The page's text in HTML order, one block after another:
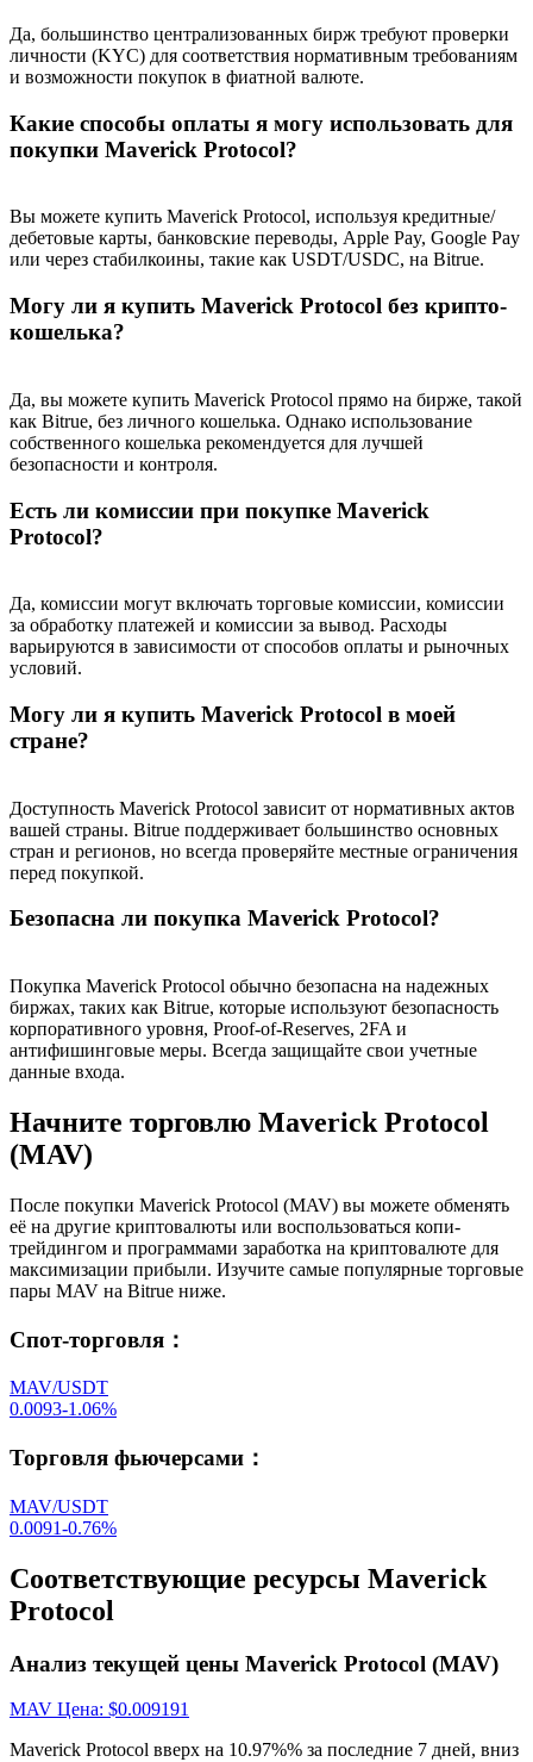
Да, большинство централизованных бирж требуют проверки
личности (KYC) для соответствия нормативным требованиям
и возможности покупок в фиатной валюте.
Какие способы оплаты я могу использовать для
покупки Maverick Protocol?
Вы можете купить Maverick Protocol, используя кредитные/
дебетовые карты, банковские переводы, Apple Pay, Google Pay
или через стабилкоины, такие как USDT/USDC, на Bitrue.
Могу ли я купить Maverick Protocol без крипто-
кошелька?
Да, вы можете купить Maverick Protocol прямо на бирже, такой
как Bitrue, без личного кошелька. Однако использование
собственного кошелька рекомендуется для лучшей
безопасности и контроля.
Есть ли комиссии при покупке Maverick
Protocol?
Да, комиссии могут включать торговые комиссии, комиссии
за обработку платежей и комиссии за вывод. Расходы
варьируются в зависимости от способов оплаты и рыночных
условий.
Могу ли я купить Maverick Protocol в моей
стране?
Доступность Maverick Protocol зависит от нормативных актов
вашей страны. Bitrue поддерживает большинство основных
стран и регионов, но всегда проверяйте местные ограничения
перед покупкой.
Безопасна ли покупка Maverick Protocol?
Покупка Maverick Protocol обычно безопасна на надежных
биржах, таких как Bitrue, которые используют безопасность
корпоративного уровня, Proof-of-Reserves, 2FA и
антифишинговые меры. Всегда защищайте свои учетные
данные входа.
Начните торговлю Maverick Protocol
(MAV)
После покупки Maverick Protocol (MAV) вы можете обменять
её на другие криптовалюты или воспользоваться копи-
трейдингом и программами заработка на криптовалюте для
максимизации прибыли. Изучите самые популярные торговые
пары MAV на Bitrue ниже.
Спот-торговля ：
MAV/USDT
0.0093-1.06%
Торговля фьючерсами ：
MAV/USDT
0.0091-0.76%
Соответствующие ресурсы Maverick
Protocol
Анализ текущей цены Maverick Protocol (MAV)
MAV Цена: $0.009191
Maverick Protocol вверх на 10.97%% за последние 7 дней, вниз